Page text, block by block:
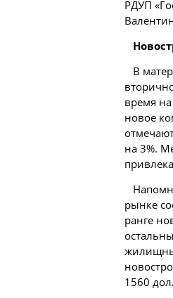
РДУП
В
время
новое
на 3%.
рынке
ранге
1560